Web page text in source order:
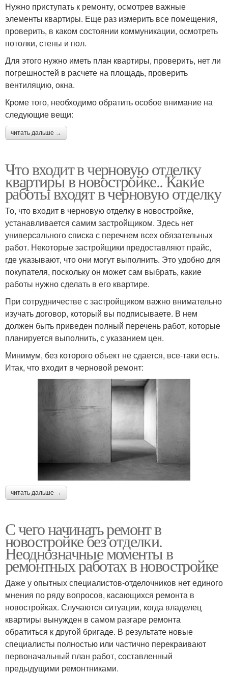
Нужно приступать к ремонту, осмотрев важные
элементы квартиры. Еще раз измерить все помещения,
проверить, в каком состоянии коммуникации, осмотреть
потолки, стены и пол.
Для этого нужно иметь план квартиры, проверить, нет ли
погрешностей в расчете на площадь, проверить
вентиляцию, окна.
Кроме того, необходимо обратить особое внимание на
следующие вещи:
читать дальше →
Что входит в черновую отделку
квартиры в новостройке.. Какие
работы входят в черновую отделку
То, что входит в черновую отделку в новостройке,
устанавливается самим застройщиком. Здесь нет
универсального списка с перечнем всех обязательных
работ. Некоторые застройщики предоставляют прайс,
где указывают, что они могут выполнить. Это удобно для
покупателя, поскольку он может сам выбрать, какие
работы нужно сделать в его квартире.
При сотрудничестве с застройщиком важно внимательно
изучать договор, который вы подписываете. В нем
должен быть приведен полный перечень работ, которые
планируется выполнить, с указанием цен.
Минимум, без которого объект не сдается, все-таки есть.
Итак, что входит в черновой ремонт:
читать дальше →
С чего начинать ремонт в
новостройке без отделки.
Неоднозначные моменты в
ремонтных работах в новостройке
Даже у опытных специалистов-отделочников нет единого
мнения по ряду вопросов, касающихся ремонта в
новостройках. Случаются ситуации, когда владелец
квартиры вынужден в самом разгаре ремонта
обратиться к другой бригаде. В результате новые
специалисты полностью или частично перекраивают
первоначальный план работ, составленный
предыдущими ремонтниками.